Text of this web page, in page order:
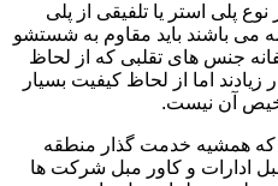
نوع پلی استر یا تلفیقی از پلی
می باشند باید مقاوم به شستشو
جنس های تقلبی که از لحاظ
اما از لحاظ کیفیت بسیار
آن نیست.
که همشیه خدمت گذار منطقه
ادارات و کاور مبل شرکت ها